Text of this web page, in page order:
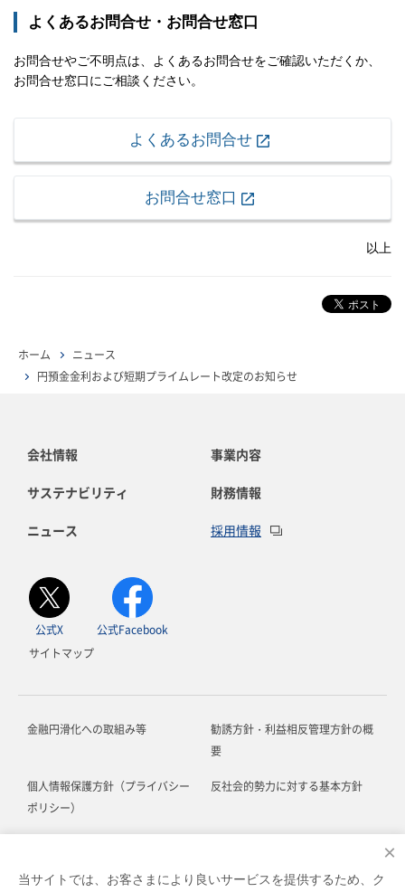
×
当サイトでは、お客さまにより良いサービスを提供するため、ク
よくあるお問合せ・お問合せ窓口
お問合せやご不明点は、よくあるお問合せをご確認いただくか、
お問合せ窓口にご相談ください。
よくあるお問合せ
お問合せ窓口
以上
ホーム
ニュース
円預金金利および短期プライムレート改定のお知らせ
会社情報 事業内容
サステナビリティ 財務情報
ニュース 採用情報
公式X
公式Facebook
サイトマップ
金融円滑化への取組み等
勧誘方針・利益相反管理方針の概
要
個人情報保護方針（プライバシー
ポリシー）
反社会的勢力に対する基本方針